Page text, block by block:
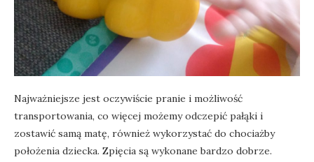
Najważniejsze jest oczywiście pranie i możliwość
transportowania, co więcej możemy odczepić pałąki i
zostawić samą matę, również wykorzystać do chociażby
położenia dziecka. Zpięcia są wykonane bardzo dobrze.